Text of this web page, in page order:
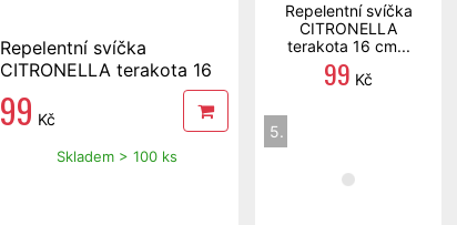
Repelentní svíčka
CITRONELLA terakota 16
99 Kč
Skladem > 100 ks
Repelentní svíčka
CITRONELLA
terakota 16 cm...
99 Kč
5.